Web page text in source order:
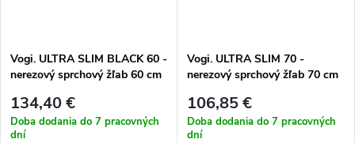
Vogi. ULTRA SLIM BLACK 60 -
nerezový sprchový žľab 60 cm
134,40 €
Doba dodania do 7 pracovných
dní
Vogi. ULTRA SLIM 70 -
nerezový sprchový žľab 70 cm
106,85 €
Doba dodania do 7 pracovných
dní